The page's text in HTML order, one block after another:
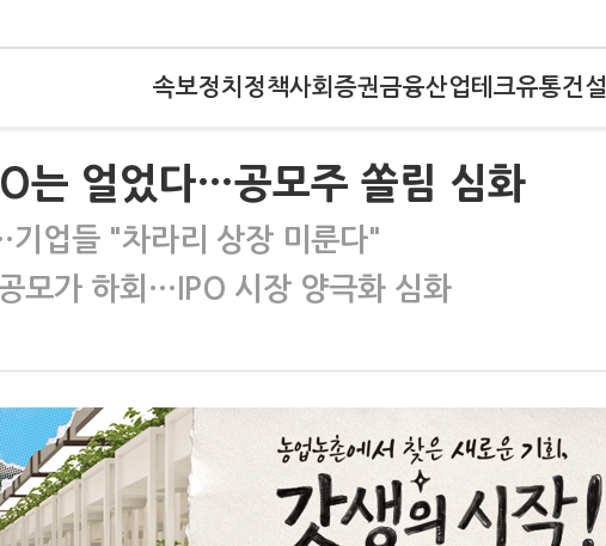
속보정치 정책사회 증권금융산업테크유통건설
는 얼었다…공모주 쏠림 심화
업들 "차라리 상장 미룬다"
모가 하회…IPO 시장 양극화 심화